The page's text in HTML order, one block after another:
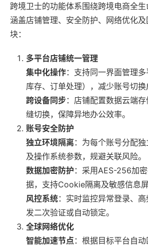
跨境卫士的功能体系围绕跨境电商全生
涵盖店铺管理、安全防护、网络优化
块：
多平台店铺统一管理
集中化操作：支持同一界面管理
库存、订单处理），减少账号切换
跨设备同步：店铺配置数据云端
缝切换，保障异地办公效率。
账号安全防护
独立环境隔离：为每个账号分配
及操作系统参数，规避关联风险。
数据加密防护 ：采用AES-256加
据，支持Cookie隔离及敏感信息屏
风控系统：实时监控异常登录、
发二次验证或自动锁定。
全球网络优化
智能加速节点 ：根据目标平台自